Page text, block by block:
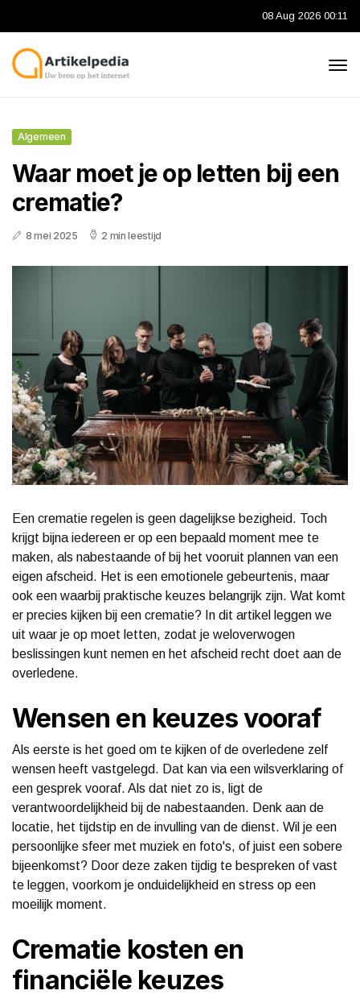
08 Aug 2026 00:11
Algemeen
Waar moet je op letten bij een
crematie?
8 mei 2025 2 min leestijd
Een crematie regelen is geen dagelijkse bezigheid. Toch
krijgt bijna iedereen er op een bepaald moment mee te
maken, als nabestaande of bij het vooruit plannen van een
eigen afscheid. Het is een emotionele gebeurtenis, maar
ook een waarbij praktische keuzes belangrijk zijn. Wat komt
er precies kijken bij een crematie? In dit artikel leggen we
uit waar je op moet letten, zodat je weloverwogen
beslissingen kunt nemen en het afscheid recht doet aan de
overledene.
Wensen en keuzes vooraf
Als eerste is het goed om te kijken of de overledene zelf
wensen heeft vastgelegd. Dat kan via een wilsverklaring of
een gesprek vooraf. Als dat niet zo is, ligt de
verantwoordelijkheid bij de nabestaanden. Denk aan de
locatie, het tijdstip en de invulling van de dienst. Wil je een
persoonlijke sfeer met muziek en foto's, of juist een sobere
bijeenkomst? Door deze zaken tijdig te bespreken of vast
te leggen, voorkom je onduidelijkheid en stress op een
moeilijk moment.
Crematie kosten en
financiële keuzes